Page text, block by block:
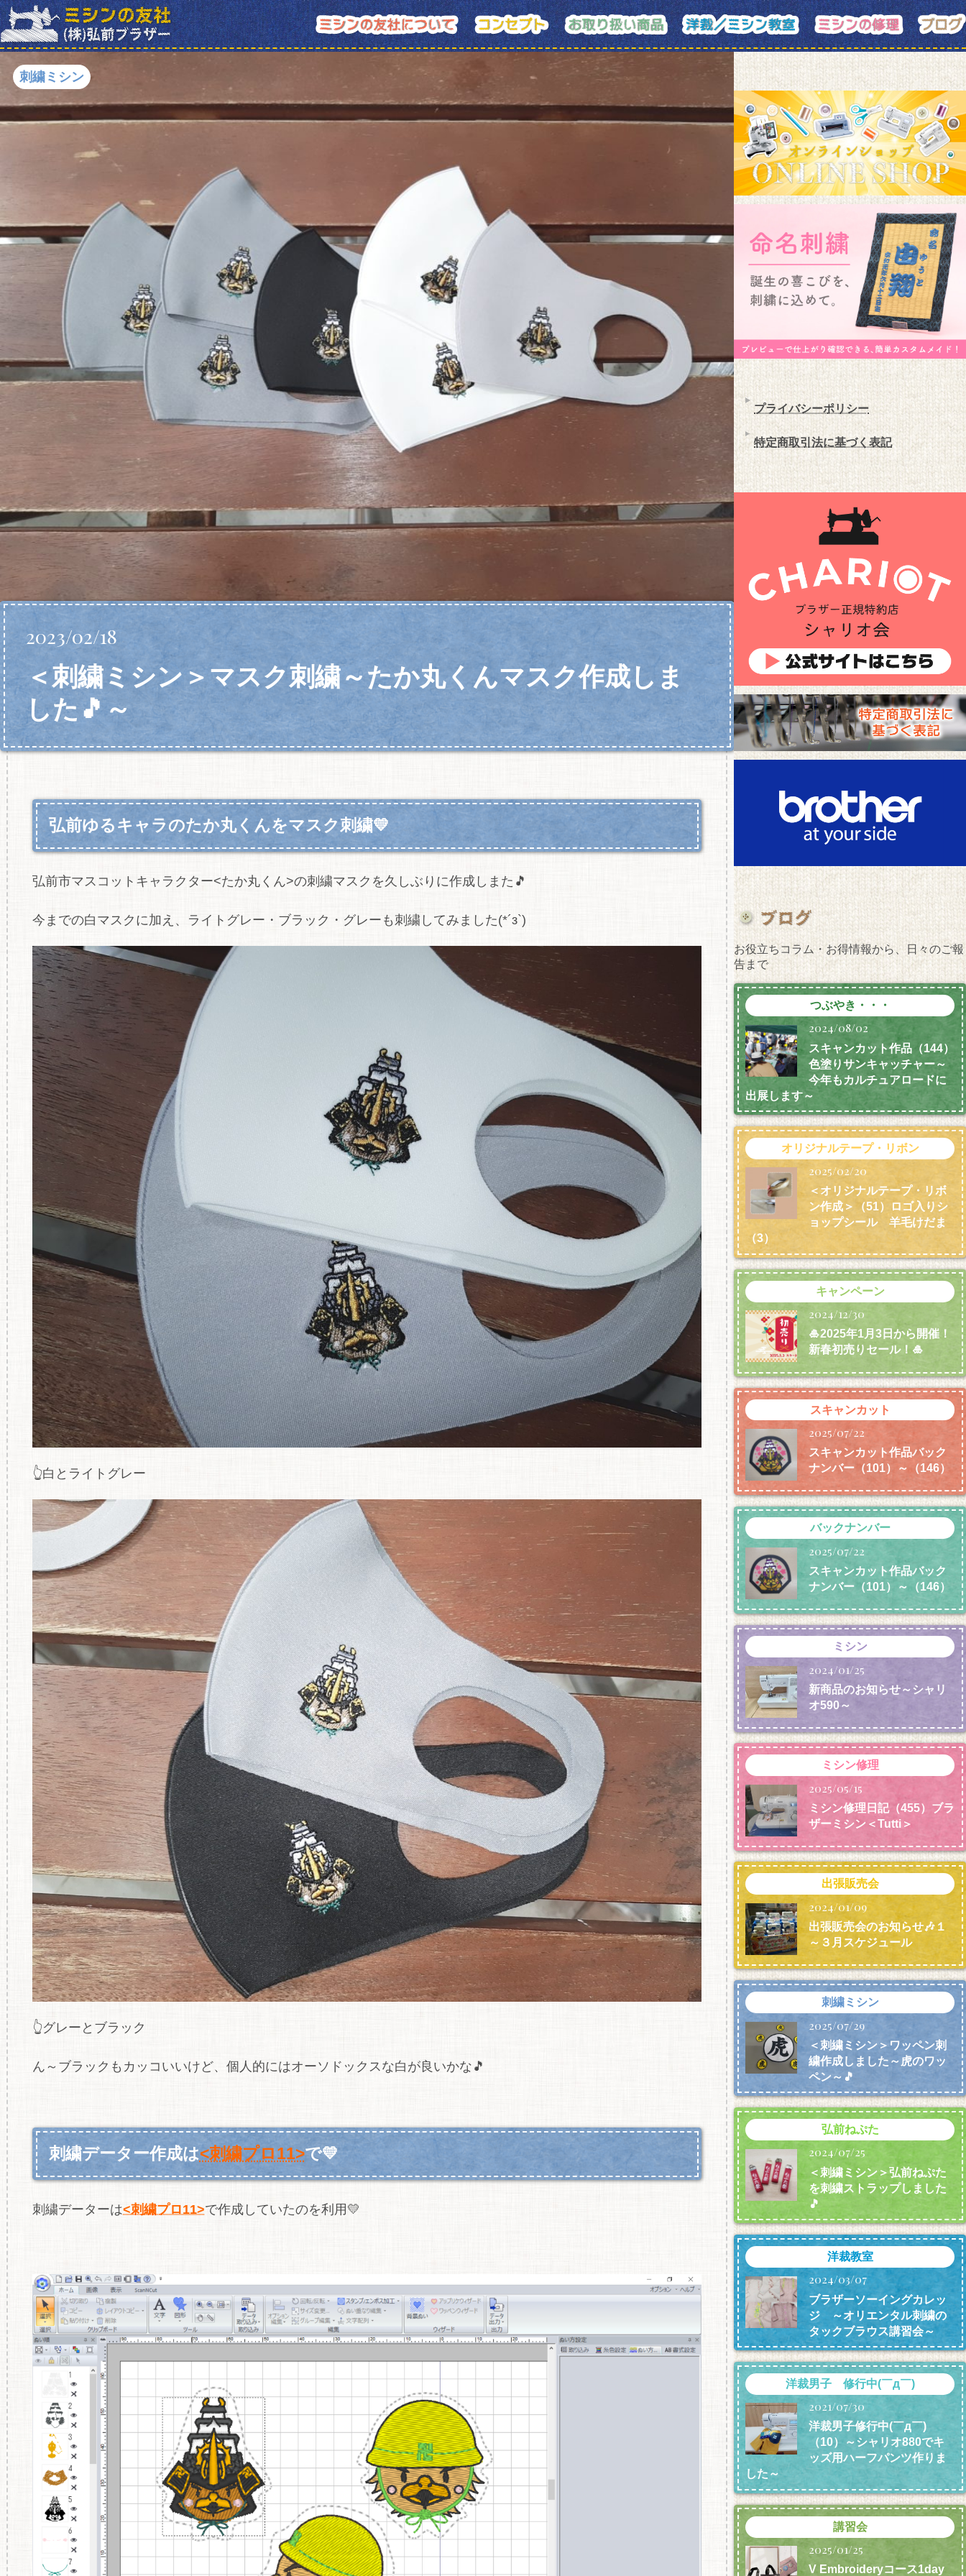
刺繍ミシン
2023/02/18
＜刺繍ミシン＞マスク刺繍～たか丸くんマスク作成しま
した🎵～
弘前ゆるキャラのたか丸くんをマスク刺繍💛
弘前市マスコットキャラクター<たか丸くん>の刺繍マスクを久しぶりに作成しまた🎵
今までの白マスクに加え、ライトグレー・ブラック・グレーも刺繍してみました(*´з`)
👆白とライトグレー
👆グレーとブラック
ん～ブラックもカッコいいけど、個人的にはオーソドックスな白が良いかな🎵
刺繍データー作成は<刺繍プロ11>で💛
刺繍データーは<刺繍プロ11>で作成していたのを利用💛
プライバシーポリシー
特定商取引法に基づく表記
お役立ちコラム・お得情報から、日々のご報
告まで
つぶやき・・・
2024/08/02
スキャンカット作品（144）
色塗りサンキャッチャー～
今年もカルチュアロードに
出展します～
オリジナルテープ・リボン
2025/02/20
＜オリジナルテープ・リボ
ン作成＞（51）ロゴ入りシ
ョップシール 羊毛けだま
（3）
キャンペーン
2024/12/30
🎍2025年1月3日から開催！
新春初売りセール！🎍
スキャンカット
2025/07/22
スキャンカット作品バック
ナンバー（101）～（146）
バックナンバー
2025/07/22
スキャンカット作品バック
ナンバー（101）～（146）
ミシン
2024/01/25
新商品のお知らせ～シャリ
オ590～
ミシン修理
2025/05/15
ミシン修理日記（455）ブラ
ザーミシン＜Tutti＞
出張販売会
2024/01/09
出張販売会のお知らせ🎶１
～３月スケジュール
刺繍ミシン
2025/07/29
＜刺繍ミシン＞ワッペン刺
繍作成しました～虎のワッ
ペン～🎵
弘前ねぷた
2024/07/25
＜刺繍ミシン＞弘前ねぷた
を刺繍ストラップしました
🎵
洋裁教室
2024/03/07
ブラザーソーイングカレッ
ジ ～オリエンタル刺繍の
タックブラウス講習会～
洋裁男子 修行中(￣д￣)
2021/07/30
洋裁男子修行中(￣д￣)
（10）～シャリオ880でキ
ッズ用ハーフパンツ作りま
した～
講習会
2025/01/25
V Embroideryコース1day